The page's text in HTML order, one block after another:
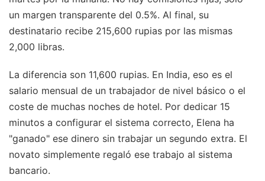
un margen transparente del 0.5%. Al final, su
destinatario recibe 215,600 rupias por las mismas
2,000 libras.
La diferencia son 11,600 rupias. En India, eso es el
salario mensual de un trabajador de nivel básico o el
coste de muchas noches de hotel. Por dedicar 15
minutos a configurar el sistema correcto, Elena ha
"ganado" ese dinero sin trabajar un segundo extra. El
novato simplemente regaló ese trabajo al sistema
bancario.